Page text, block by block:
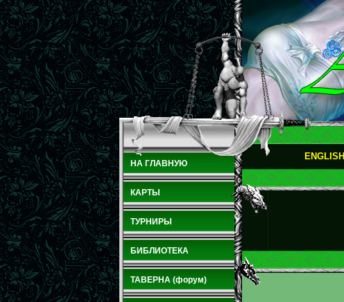
НА ГЛАВНУЮ
КАРТЫ
ТУРНИРЫ
БИБЛИОТЕКА
ТАВЕРНА (форум)
ENGLISH